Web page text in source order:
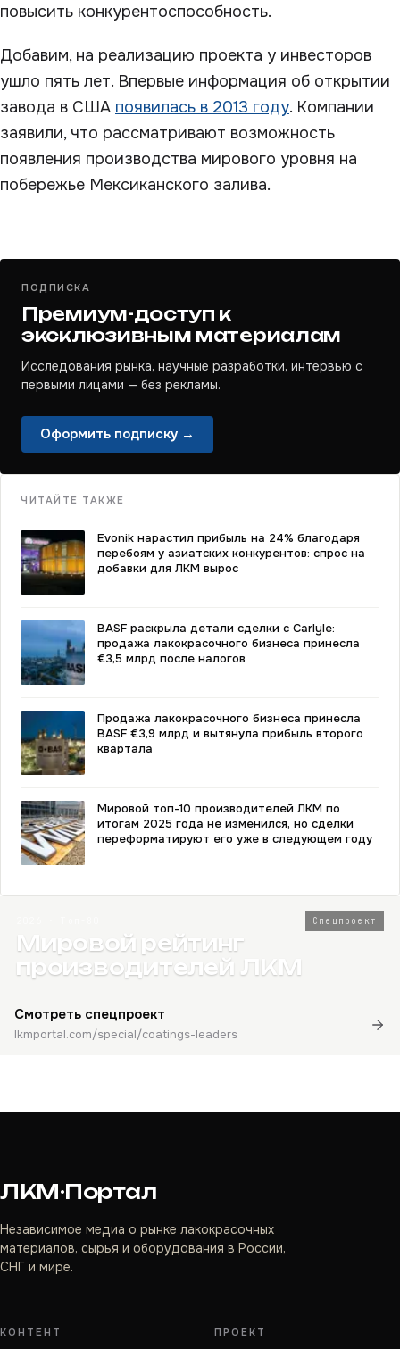
повысить конкурентоспособность.
Добавим, на реализацию проекта у инвесторов
ушло пять лет. Впервые информация об открытии
завода в США появилась в 2013 году. Компании
заявили, что рассматривают возможность
появления производства мирового уровня на
побережье Мексиканского залива.
ПОДПИСКА
Премиум-доступ к
эксклюзивным материалам
Исследования рынка, научные разработки, интервью с
первыми лицами — без рекламы.
Оформить подписку →
ЧИТАЙТЕ ТАКЖЕ
Evonik нарастил прибыль на 24% благодаря
перебоям у азиатских конкурентов: спрос на
добавки для ЛКМ вырос
BASF раскрыла детали сделки с Carlyle:
продажа лакокрасочного бизнеса принесла
€3,5 млрд после налогов
Продажа лакокрасочного бизнеса принесла
BASF €3,9 млрд и вытянула прибыль второго
квартала
Мировой топ-10 производителей ЛКМ по
итогам 2025 года не изменился, но сделки
переформатируют его уже в следующем году
Спецпроект
Мировой рейтинг
производителей ЛКМ
Смотреть спецпроект
lkmportal.com/special/coatings-leaders
ЛКМ·Портал
Независимое медиа о рынке лакокрасочных
материалов, сырья и оборудования в России,
СНГ и мире.
КОНТЕНТ ПРОЕКТ